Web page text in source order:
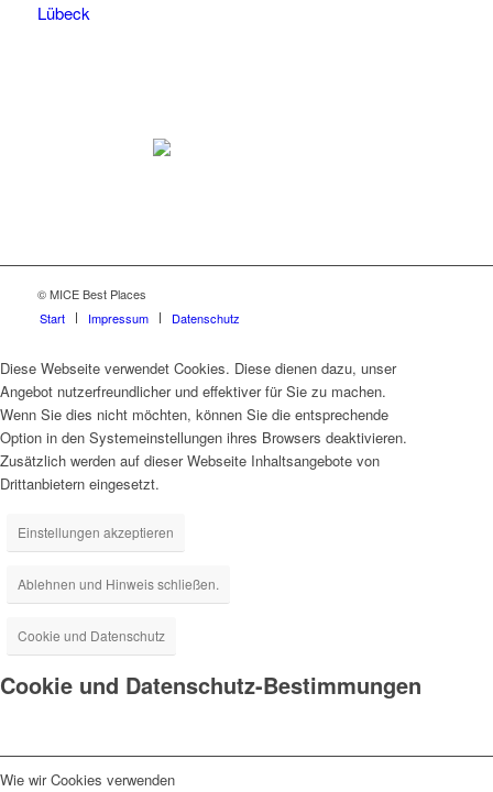
Lübeck
© MICE Best Places
Start
Impressum Datenschutz
Diese Webseite verwendet Cookies. Diese dienen dazu, unser
Angebot nutzerfreundlicher und effektiver für Sie zu machen.
Wenn Sie dies nicht möchten, können Sie die entsprechende
Option in den Systemeinstellungen ihres Browsers deaktivieren.
Zusätzlich werden auf dieser Webseite Inhaltsangebote von
Drittanbietern eingesetzt.
Einstellungen akzeptieren
Ablehnen und Hinweis schließen.
Cookie und Datenschutz
Cookie und Datenschutz-Bestimmungen
Wie wir Cookies verwenden